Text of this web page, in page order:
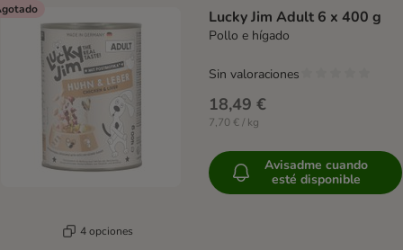
4 opciones
Lucky Jim Adult 6 x 400 g
Pollo e hígado
18,49 €
7,70 € / kg
Sin valoraciones
Avisadme cuando
esté disponible